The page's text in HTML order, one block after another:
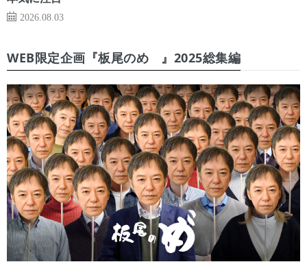
2026.08.03
WEB限定企画『板尾のめ゙』2025総集編